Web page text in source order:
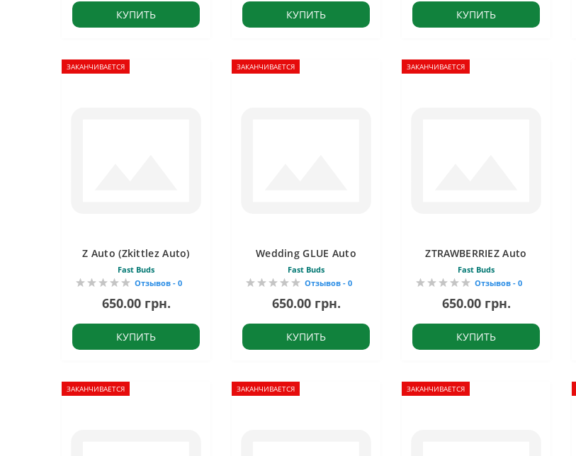
КУПИТЬ КУПИТЬ КУПИТЬ
ЗАКАНЧИВАЕТСЯ
Z Auto (Zkittlez Auto)
Fast Buds
Отзывов - 0
650.00 грн.
КУПИТЬ
ЗАКАНЧИВАЕТСЯ
Wedding GLUE Auto
Fast Buds
Отзывов - 0
650.00 грн.
КУПИТЬ
ЗАКАНЧИВАЕТСЯ
ZTRAWBERRIEZ Auto
Fast Buds
Отзывов - 0
650.00 грн.
КУПИТЬ
ЗАКАНЧИВАЕТСЯ ЗАКАНЧИВАЕТСЯ ЗАКАНЧИВАЕТСЯ